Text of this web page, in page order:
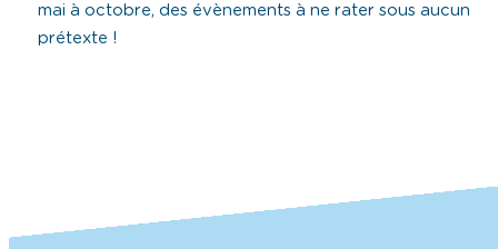
mai à octobre, des évènements à ne rater sous aucun
prétexte !